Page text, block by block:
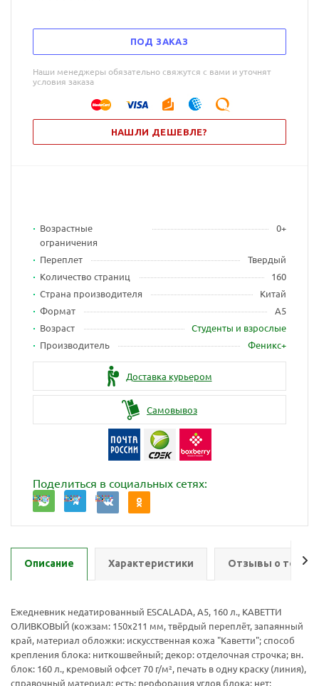
ПОД ЗАКАЗ
Наши менеджеры обязательно свяжутся с вами и уточнят
условия заказа
НАШЛИ ДЕШЕВЛЕ?
Возрастные
ограничения
0+
Переплет
Твердый
Количество страниц
160
Страна производителя
Китай
Формат
А5
Возраст
Студенты и взрослые
Производитель
Феникс+
Доставка курьером
Самовывоз
Поделиться в социальных сетях:
Описание Характеристики Отзывы о
Ежедневник недатированный ESCALADA, А5, 160 л., КАВЕТТИ
ОЛИВКОВЫЙ (кожзам: 150x211 мм, твёрдый переплёт, запаянный
край, материал обложки: искусственная кожа "Каветти"; способ
крепления блока: ниткошвейный; декор: отделочная строчка; вн.
блок: 160 л., кремовый офсет 70 г/м², печать в одну краску (линия),
справочный материал: есть; перфорация углов блока: нет;